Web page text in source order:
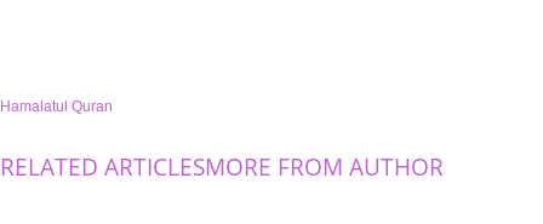
Hamalatul Quran
RELATED ARTICLESMORE FROM AUTHOR